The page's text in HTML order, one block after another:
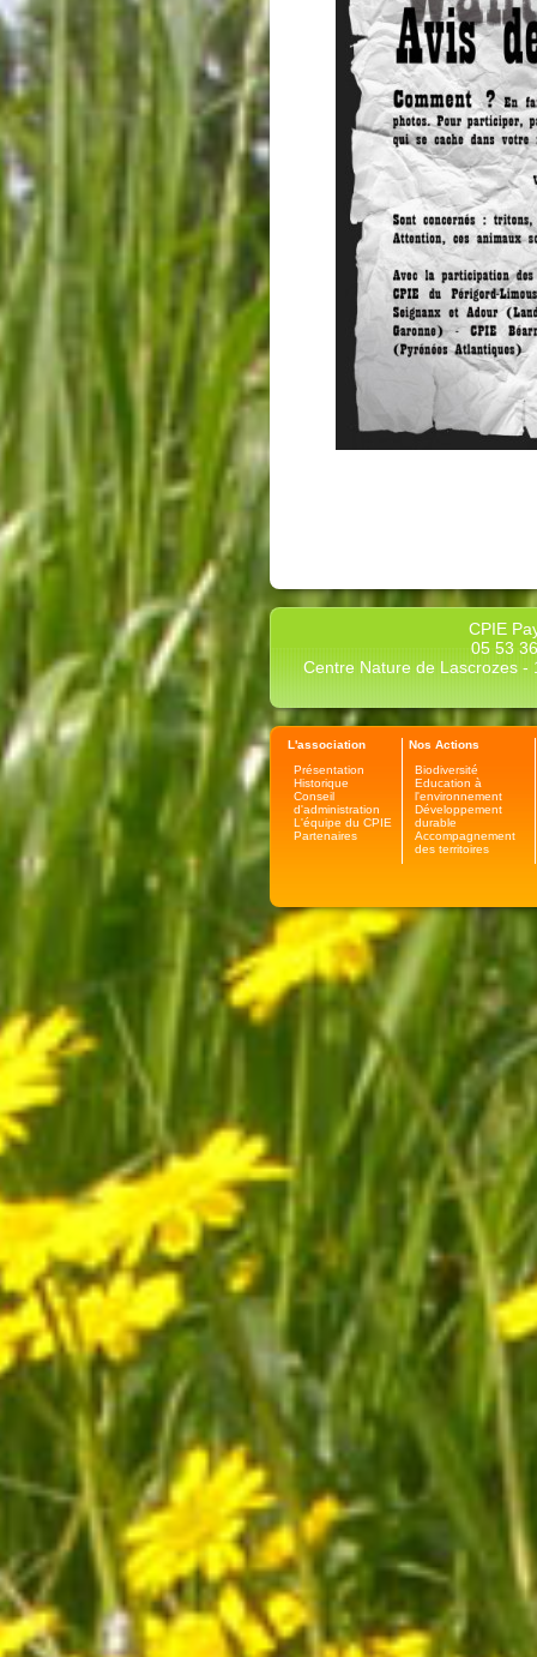
CPIE
05 53
Centre Nature de Lascrozes -
L'association
Présentation
Historique
Conseil
d'administration
L'équipe du CPIE
Partenaires
Nos Actions
Biodiversité
Education à
l'environnement
Développement
durable
Accompagnement
des territoires